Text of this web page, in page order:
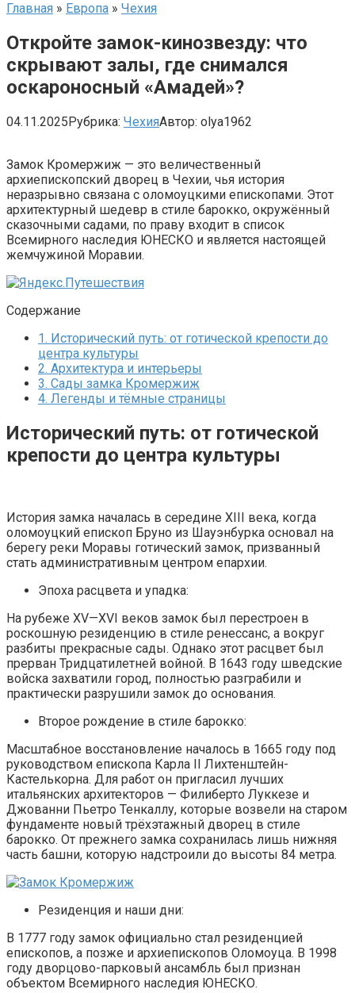
Главная » Европа » Чехия
Откройте замок-кинозвезду: что
скрывают залы, где снимался
оскароносный «Амадей»?
04.11.2025Рубрика: ЧехияАвтор: olya1962
Замок Кромержиж — это величественный
архиепископский дворец в Чехии, чья история
неразрывно связана с оломоуцкими епископами. Этот
архитектурный шедевр в стиле барокко, окружённый
сказочными садами, по праву входит в список
Всемирного наследия ЮНЕСКО и является настоящей
жемчужиной Моравии.
Содержание
1. Исторический путь: от готической крепости до
центра культуры
2. Архитектура и интерьеры
3. Сады замка Кромержиж
4. Легенды и тёмные страницы
Исторический путь: от готической
крепости до центра культуры
История замка началась в середине XIII века, когда
оломоуцкий епископ Бруно из Шауэнбурка основал на
берегу реки Моравы готический замок, призванный
стать административным центром епархии.
Эпоха расцвета и упадка:
На рубеже XV—XVI веков замок был перестроен в
роскошную резиденцию в стиле ренессанс, а вокруг
разбиты прекрасные сады. Однако этот расцвет был
прерван Тридцатилетней войной. В 1643 году шведские
войска захватили город, полностью разграбили и
практически разрушили замок до основания.
Второе рождение в стиле барокко:
Масштабное восстановление началось в 1665 году под
руководством епископа Карла II Лихтенштейн-
Кастелькорна. Для работ он пригласил лучших
итальянских архитекторов — Филиберто Луккезе и
Джованни Пьетро Тенкаллу, которые возвели на старом
фундаменте новый трёхэтажный дворец в стиле
барокко. От прежнего замка сохранилась лишь нижняя
часть башни, которую надстроили до высоты 84 метра.
Резиденция и наши дни:
В 1777 году замок официально стал резиденцией
епископов, а позже и архиепископов Оломоуца. В 1998
году дворцово-парковый ансамбль был признан
объектом Всемирного наследия ЮНЕСКО.